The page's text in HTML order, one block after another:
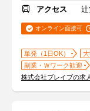
アクセス
辻
オンライン面接可
単発（1日OK）
副業・Ｗワーク歓迎
株式会社ブレイブの求